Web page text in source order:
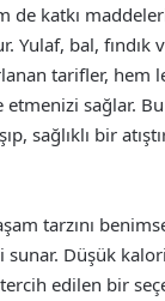
de katkı
Yulaf, bal,
tarifler, hem
sağlar.
sağlıklı bir
tarzını
sunar. Düşük
edilen bir